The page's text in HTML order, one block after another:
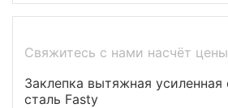
Свяжитесь с нами насчёт цены
Заклепка вытяжная усиленная станд. бортик сталь/
сталь Fasty